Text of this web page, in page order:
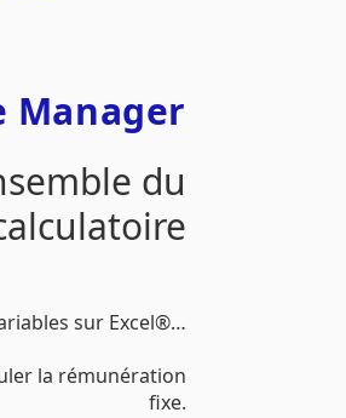
Manager
du
sur Excel®…
la rémunération
fixe.